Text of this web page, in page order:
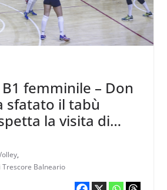
femminile – Don
sfatato il tabù
la visita di
,
Trescore Balneario